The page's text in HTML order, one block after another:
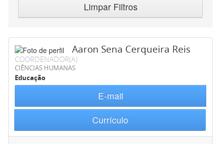
Limpar Filtros
Aaron Sena Cerqueira Reis
COORDENADOR(A)
CIÊNCIAS HUMANAS
Educação
E-mail
Currículo